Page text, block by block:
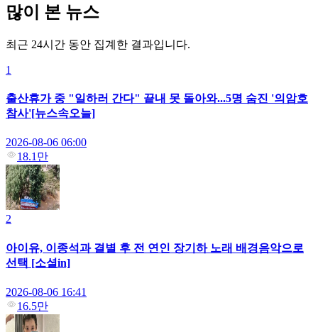
많이 본 뉴스
최근 24시간 동안 집계한 결과입니다.
1
출산휴가 중 "일하러 간다" 끝내 못 돌아와...5명 숨진 '의암호
참사'[뉴스속오늘]
2026-08-06 06:00
18.1만
2
아이유, 이종석과 결별 후 전 연인 장기하 노래 배경음악으로
선택 [소셜in]
2026-08-06 16:41
16.5만